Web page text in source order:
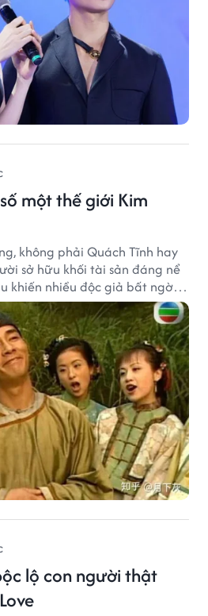
một thế giới Kim
không phải Quách Tĩnh hay
sở hữu khối tài sản đáng nể
khiến nhiều độc giả bất ngờ
vật này hoàn toàn không
lộ con người thật